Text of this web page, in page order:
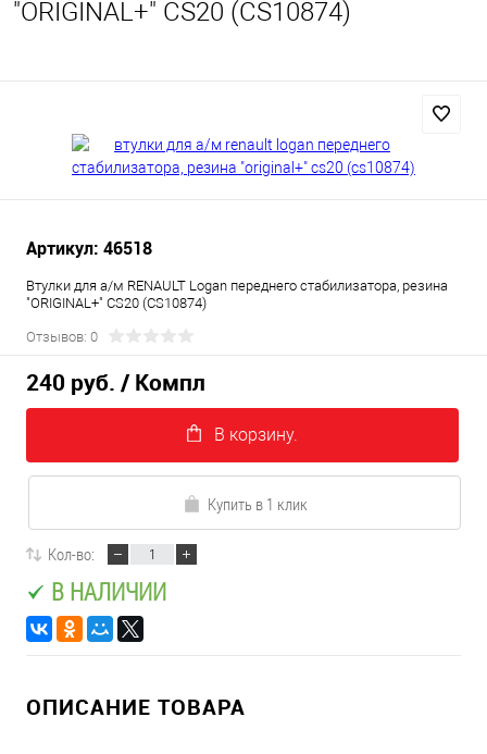
"ORIGINAL+" CS20 (CS10874)
Артикул: 46518
Втулки для а/м RENAULT Logan переднего стабилизатора, резина
"ORIGINAL+" CS20 (CS10874)
Отзывов: 0
240 руб. / Компл
В корзину.
Купить в 1 клик
Кол-во:
В НАЛИЧИИ
ОПИСАНИЕ ТОВАРА